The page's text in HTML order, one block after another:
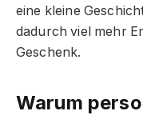
eine kleine
dadurch viel mehr
Geschenk.
Warum